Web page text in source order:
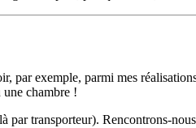
par exemple, parmi mes
chambre !
transporteur). Rencontrons-